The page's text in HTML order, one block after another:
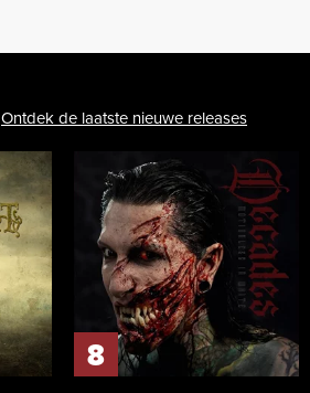
Ontdek de laatste nieuwe releases
8